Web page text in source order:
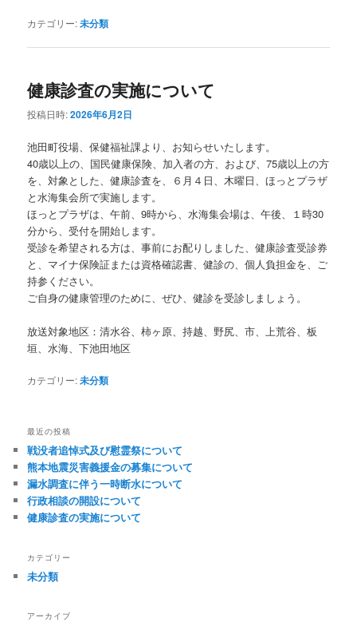
カテゴリー:未分類
健康診査の実施について
投稿日時:2026年6月2日
池田町役場、保健福祉課より、お知らせいたします。
40歳以上の、国民健康保険、加入者の方、および、75歳以上の方
を、対象とした、健康診査を、６月４日、木曜日、ほっとプラザ
と水海集会所で実施します。
ほっとプラザは、午前、9時から、水海集会場は、午後、１時30
分から、受付を開始します。
受診を希望される方は、事前にお配りしました、健康診査受診券
と、マイナ保険証または資格確認書、健診の、個人負担金を、ご
持参ください。
ご自身の健康管理のために、ぜひ、健診を受診しましょう。
放送対象地区：清水谷、柿ヶ原、持越、野尻、市、上荒谷、板
垣、水海、下池田地区
カテゴリー:未分類
最近の投稿
戦没者追悼式及び慰霊祭について
熊本地震災害義援金の募集について
漏水調査に伴う一時断水について
行政相談の開設について
健康診査の実施について
カテゴリー
未分類
アーカイブ